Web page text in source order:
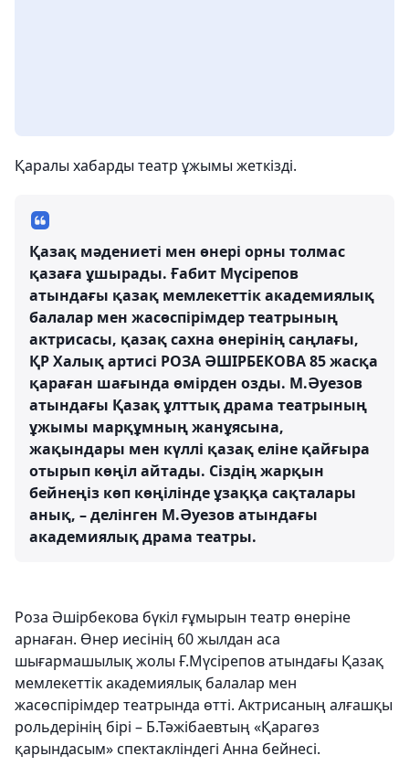
Қаралы хабарды театр ұжымы жеткізді.
Қазақ мәдениеті мен өнері орны толмас
қазаға ұшырады. Ғабит Мүсірепов
атындағы қазақ мемлекеттік академиялық
балалар мен жасөспірімдер театрының
актрисасы, қазақ сахна өнерінің саңлағы,
ҚР Халық артисі РОЗА ӘШІРБЕКОВА 85 жасқа
қараған шағында өмірден озды. М.Әуезов
атындағы Қазақ ұлттық драма театрының
ұжымы марқұмның жанұясына,
жақындары мен күллі қазақ еліне қайғыра
отырып көңіл айтады. Сіздің жарқын
бейнеңіз көп көңілінде ұзаққа сақталары
анық, – делінген М.Әуезов атындағы
академиялық драма театры.
Роза Әшірбекова бүкіл ғұмырын театр өнеріне
арнаған. Өнер иесінің 60 жылдан аса
шығармашылық жолы Ғ.Мүсірепов атындағы Қазақ
мемлекеттік академиялық балалар мен
жасөспірімдер театрында өтті. Актрисаның алғашқы
рольдерінің бірі – Б.Тәжібаевтың «Қарагөз
қарындасым» спектакліндегі Анна бейнесі.